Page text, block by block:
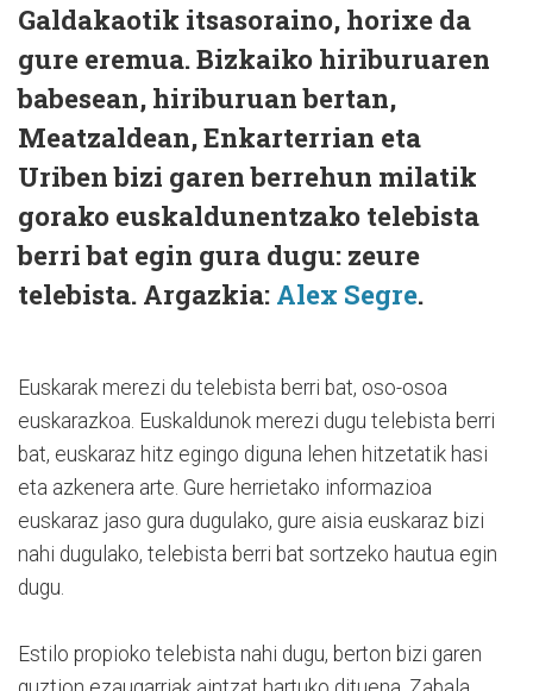
Galdakaotik itsasoraino, horixe da
gure eremua. Bizkaiko hiriburuaren
babesean, hiriburuan bertan,
Meatzaldean, Enkarterrian eta
Uriben bizi garen berrehun milatik
gorako euskaldunentzako telebista
berri bat egin gura dugu: zeure
telebista. Argazkia: Alex Segre.
Euskarak merezi du telebista berri bat, oso-osoa
euskarazkoa. Euskaldunok merezi dugu telebista berri
bat, euskaraz hitz egingo diguna lehen hitzetatik hasi
eta azkenera arte. Gure herrietako informazioa
euskaraz jaso gura dugulako, gure aisia euskaraz bizi
nahi dugulako, telebista berri bat sortzeko hautua egin
dugu.
Estilo propioko telebista nahi dugu, berton bizi garen